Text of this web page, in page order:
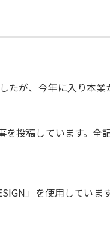
が、今年に入り本
投稿しています。
」を使用しています